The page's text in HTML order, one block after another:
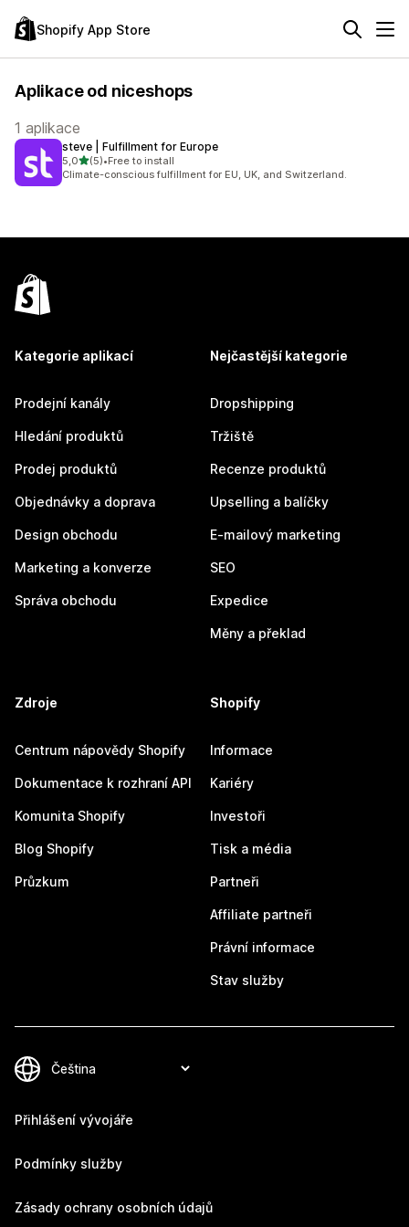
Shopify App Store
Aplikace od niceshops
1 aplikace
steve | Fulfillment for Europe
5,0z 5 hvězd
(5)
Celkový počet recenzí: 5
•Free to install
Climate-conscious fulfillment for EU, UK, and Switzerland.
Kategorie aplikací
Prodejní kanály
Hledání produktů
Prodej produktů
Objednávky a doprava
Design obchodu
Marketing a konverze
Správa obchodu
Nejčastější kategorie
Dropshipping
Tržiště
Recenze produktů
Upselling a balíčky
E-mailový marketing
SEO
Expedice
Měny a překlad
Zdroje
Centrum nápovědy Shopify
Dokumentace k rozhraní API
Komunita Shopify
Blog Shopify
Průzkum
Shopify
Informace
Kariéry
Investoři
Tisk a média
Partneři
Affiliate partneři
Právní informace
Stav služby
Přihlášení vývojáře
Podmínky služby
Zásady ochrany osobních údajů